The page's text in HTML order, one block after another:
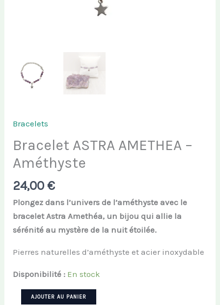
Bracelets
Bracelet ASTRA AMETHEA –
Améthyste
24,00€
Plongez dans l’univers de l’améthyste avec le
bracelet Astra Amethéa, un bijou qui allie la
sérénité au mystère de la nuit étoilée.
Pierres naturelles d’améthyste et acier inoxydable
Disponibilité : En stock
quantitéAJOUTER AU PANIER